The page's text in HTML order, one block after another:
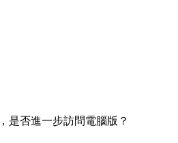
是否進一步訪問電腦版？